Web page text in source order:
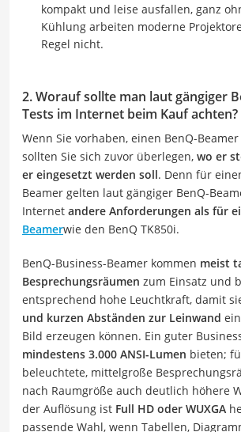
kompakt und leise ausfallen, ganz
Kühlung arbeiten moderne
Regel nicht.
2. Worauf sollte man laut gängiger
Tests im Internet beim Kauf achten?
Wenn Sie vorhaben, einen BenQ-
sollten Sie sich zuvor überlegen, wo er
er eingesetzt werden soll. Denn für
Beamer gelten laut gängiger BenQ-
Internet andere Anforderungen als für
Beamerwie den BenQ TK850i.
BenQ-Business-Beamer kommen meist
Besprechungsräumen zum Einsatz und
entsprechend hohe Leuchtkraft, damit
und kurzen Abständen zur Leinwand
Bild erzeugen können. Ein guter
mindestens 3.000 ANSI-Lumen bieten;
beleuchtete, mittelgroße
nach Raumgröße auch deutlich höhere
der Auflösung ist Full HD oder WUXGA
passende Wahl, wenn Tabellen,